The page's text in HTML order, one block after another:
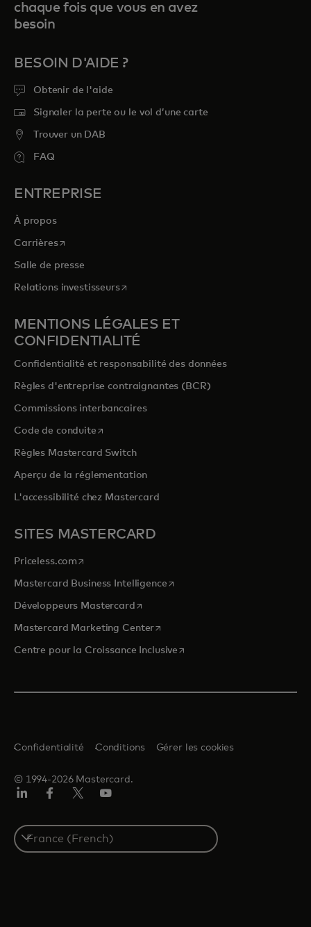
chaque fois que vous en avez
besoin
BESOIN D'AIDE ?
Obtenir de l'aide
Signaler la perte ou le vol d’une carte
Trouver un DAB
FAQ
ENTREPRISE
À propos
Carrièress’ouvre dans un nouvel onglet
Salle de presse
Relations investisseurss’ouvre dans un nouvel onglet
MENTIONS LÉGALES ET
CONFIDENTIALITÉ
Confidentialité et responsabilité des données
Règles d'entreprise contraignantes (BCR)
Commissions interbancaires
Code de conduites’ouvre dans un nouvel onglet
Règles Mastercard Switch
Aperçu de la réglementation
L'accessibilité chez Mastercard
SITES MASTERCARD
Priceless.com s’ouvre dans un nouvel onglet
Mastercard Business Intelligences’ouvre dans un nouvel onglet
Développeurs Mastercards’ouvre dans un nouvel onglet
Mastercard Marketing Centers’ouvre dans un nouvel onglet
Centre pour la Croissance Inclusive s’ouvre dans un nouvel
© 1994-2026 Mastercard.
Confidentialité Conditions Gérer les cookies
Select
a
country